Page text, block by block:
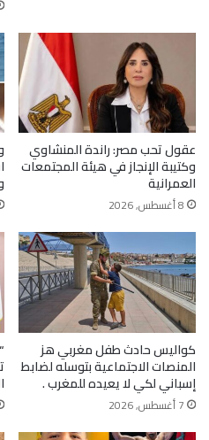
عقول تحب مصر: راندة المنشاوي
وكتيبة الإنجاز في هيئة المجتمعات
العمرانية
8 أغسطس, 2026
كواليس حادث طفل مغربي هز
المنصات الاجتماعية بتوسله لضابط
إسباني لكي لا يعيده للمغرب .
7 أغسطس, 2026